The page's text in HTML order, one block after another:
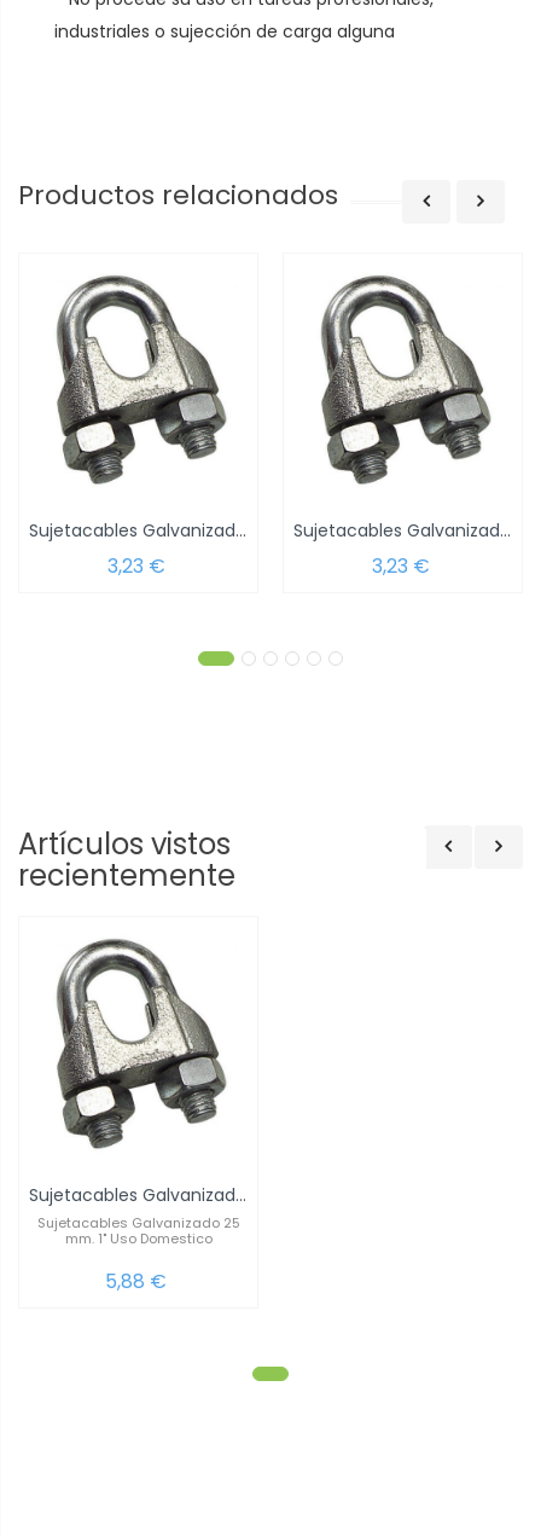
industriales o sujección de carga alguna
Productos relacionados
Sujetacables Galvanizado 5 mm. 3/16" Uso...
3,23 €
Sujetacables Galvanizado 6 mm. 1/4" Uso...
3,23 €
Artículos vistos
recientemente
Sujetacables Galvanizado 25 mm. 1" Uso...
Sujetacables Galvanizado 25
mm. 1" Uso Domestico
5,88 €